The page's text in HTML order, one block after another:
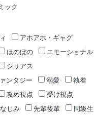
ック
アホアホ・ギャグ
ほのぼの
エモーショナル
シリアス
ンタジー
溺愛
執着
攻め視点
受け視点
じみ 先輩後輩
同級生